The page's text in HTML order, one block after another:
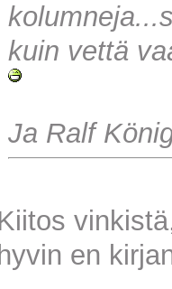
kuin vettä
Ja Ralf
hyvin en